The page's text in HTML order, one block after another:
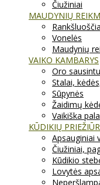
Čiužiniai
MAUDYNIŲ
Vonelės
Maudynių
VAIKO KAMBARYS
Oro
Stalai,
Sūpynės
Žaidimų
Vaikiška
KŪDIKIŲ
Apsauginiai
Čiužiniai,
Kūdikio
Lovytės